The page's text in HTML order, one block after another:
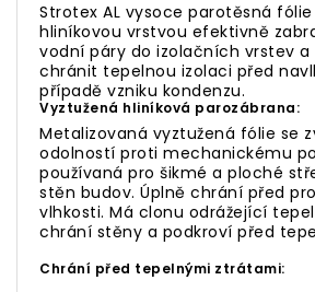
Strotex AL vysoce parotěsná
hliníkovou vrstvou efektivně
vodní páry do izolačních vrstev
chránit tepelnou izolaci před
případě vzniku kondenzu.
Vyztužená hliníková parozábrana:
Metalizovaná vyztužená fólie se
odolností proti mechanickému
používaná pro šikmé a ploché
stěn budov. Úplně chrání před
vlhkosti. Má clonu odrážející
chrání stěny a podkroví před
Chrání před tepelnými ztrátami: